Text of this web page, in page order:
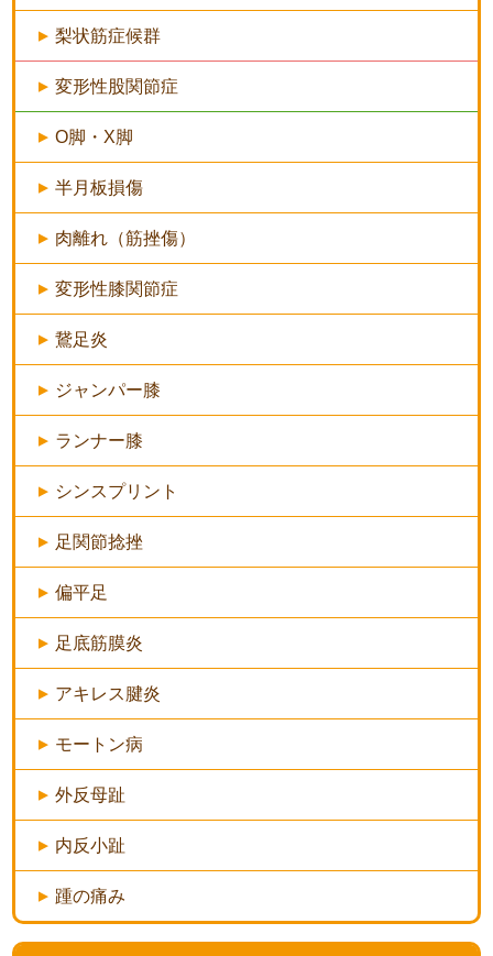
梨状筋症候群
変形性股関節症
O脚・X脚
半月板損傷
肉離れ（筋挫傷）
変形性膝関節症
鵞足炎
ジャンパー膝
ランナー膝
シンスプリント
足関節捻挫
偏平足
足底筋膜炎
アキレス腱炎
モートン病
外反母趾
内反小趾
踵の痛み